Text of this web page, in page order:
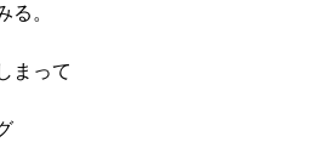
る。
まって